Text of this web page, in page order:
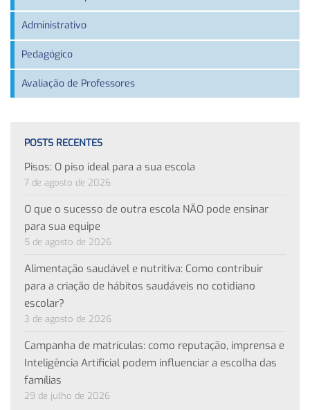
Administrativo
Pedagógico
Avaliação de Professores
POSTS RECENTES
Pisos: O piso ideal para a sua escola
7 de agosto de 2026
O que o sucesso de outra escola NÃO pode ensinar
para sua equipe
5 de agosto de 2026
Alimentação saudável e nutritiva: Como contribuir
para a criação de hábitos saudáveis no cotidiano
escolar?
3 de agosto de 2026
Campanha de matrículas: como reputação, imprensa e
Inteligência Artificial podem influenciar a escolha das
famílias
29 de julho de 2026